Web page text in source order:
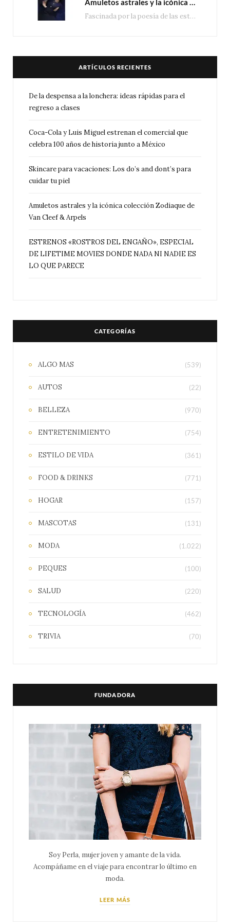
Amuletos astrales y la icónica colección Zodiaque de Van Cleef & Arpels
Fascinada por la poesía de las estrellas, la Maison Van Cleef & Arpels celebra la llegada de las…
ARTÍCULOS RECIENTES
De la despensa a la lonchera: ideas rápidas para el
regreso a clases
Coca-Cola y Luis Miguel estrenan el comercial que
celebra 100 años de historia junto a México
Skincare para vacaciones: Los do’s and dont’s para
cuidar tu piel
Amuletos astrales y la icónica colección Zodiaque de
Van Cleef & Arpels
ESTRENOS «ROSTROS DEL ENGAÑO», ESPECIAL
DE LIFETIME MOVIES DONDE NADA NI NADIE ES
LO QUE PARECE
CATEGORÍAS
ALGO MAS (539)
AUTOS (22)
BELLEZA (970)
ENTRETENIMIENTO (754)
ESTILO DE VIDA (361)
FOOD & DRINKS (771)
HOGAR (157)
MASCOTAS (131)
MODA (1.022)
PEQUES (100)
SALUD (220)
TECNOLOGÍA (462)
TRIVIA (70)
FUNDADORA
Soy Perla, mujer joven y amante de la vida.
Acompáñame en el viaje para encontrar lo último en
moda.
LEER MÁS